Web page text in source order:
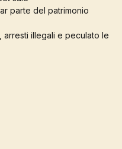
parte del patrimonio
arresti illegali e peculato le